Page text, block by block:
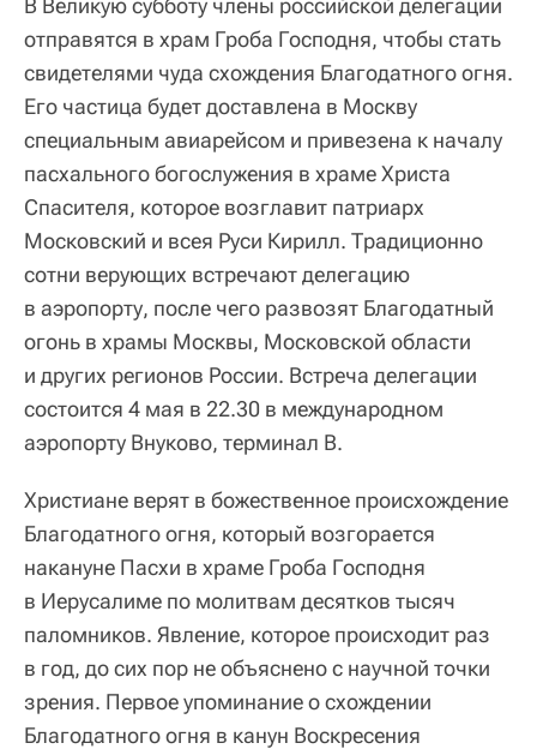
В Великую субботу члены российской делегации
отправятся в храм Гроба Господня, чтобы стать
свидетелями чуда схождения Благодатного огня.
Его частица будет доставлена в Москву
специальным авиарейсом и привезена к началу
пасхального богослужения в храме Христа
Спасителя, которое возглавит патриарх
Московский и всея Руси Кирилл. Традиционно
сотни верующих встречают делегацию
в аэропорту, после чего развозят Благодатный
огонь в храмы Москвы, Московской области
и других регионов России. Встреча делегации
состоится 4 мая в 22.30 в международном
аэропорту Внуково, терминал B.
Христиане верят в божественное происхождение
Благодатного огня, который возгорается
накануне Пасхи в храме Гроба Господня
в Иерусалиме по молитвам десятков тысяч
паломников. Явление, которое происходит раз
в год, до сих пор не объяснено с научной точки
зрения. Первое упоминание о схождении
Благодатного огня в канун Воскресения